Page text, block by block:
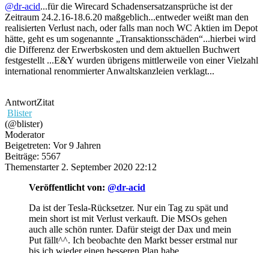
@dr-acid...für die Wirecard Schadensersatzansprüche ist der
Zeitraum 24.2.16-18.6.20 maßgeblich...entweder weißt man den
realisierten Verlust nach, oder falls man noch WC Aktien im Depot
hätte, geht es um sogenannte „Transaktionsschäden“...hierbei wird
die Differenz der Erwerbskosten und dem aktuellen Buchwert
festgestellt ...E&Y wurden übrigens mittlerweile von einer Vielzahl
international renommierter Anwaltskanzleien verklagt...
AntwortZitat
Blister
(@blister)
Moderator
Beigetreten: Vor 9 Jahren
Beiträge: 5567
Themenstarter 2. September 2020 22:12
Veröffentlicht von: @dr-acid
Da ist der Tesla-Rücksetzer. Nur ein Tag zu spät und
mein short ist mit Verlust verkauft. Die MSOs gehen
auch alle schön runter. Dafür steigt der Dax und mein
Put fällt^^. Ich beobachte den Markt besser erstmal nur
bis ich wieder einen besseren Plan habe.